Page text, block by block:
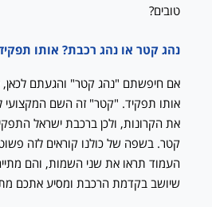
טובים?
נהג קטר או נהג רכבת? אותו
אם חיפשתם "נהג קטר" והגעתם לכאן,
אותו תפקיד. "קטר" זה השם
את הקרונות, ולכן ברכבת ישראל
קטר. בשפה של כולנו קוראים לזה
העמוד תראו את שני השמות, והם
שיושב בקדמת הרכבת ומסיע אתכם